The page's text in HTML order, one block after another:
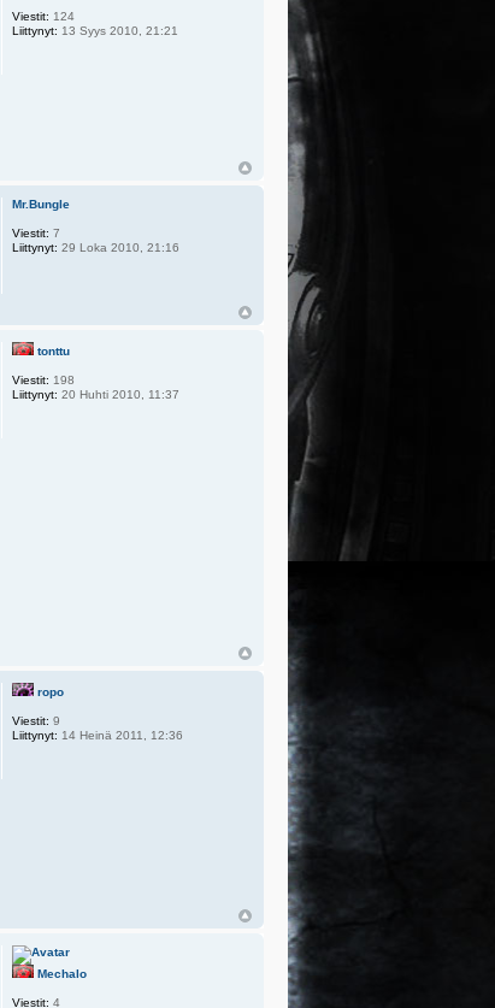
Viestit: 124
Liittynyt: 13 Syys 2010, 21:21
Mr.Bungle
Viestit: 7
Liittynyt: 29 Loka 2010, 21:16
tonttu
Viestit: 198
Liittynyt: 20 Huhti 2010, 11:37
ropo
Viestit: 9
Liittynyt: 14 Heinä 2011, 12:36
Mechalo
Viestit: 4